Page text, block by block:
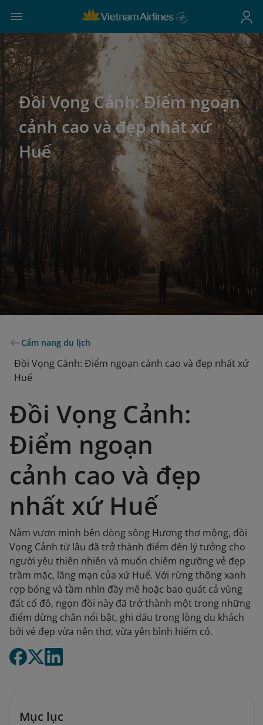
Đồi Vọng Cảnh: Điểm ngoạn
cảnh cao và đẹp nhất xứ
Huế
Cẩm nang du lịch
Đồi Vọng Cảnh: Điểm ngoạn cảnh cao và đẹp nhất xứ
Huế
Đồi Vọng Cảnh:
Điểm ngoạn
cảnh cao và đẹp
nhất xứ Huế
Nằm vươn mình bên dòng sông Hương thơ mộng, đồi
Vọng Cảnh từ lâu đã trở thành điểm đến lý tưởng cho
người yêu thiên nhiên và muốn chiêm ngưỡng vẻ đẹp
trầm mặc, lãng mạn của xứ Huế. Với rừng thông xanh
rợp bóng và tầm nhìn đầy mê hoặc bao quát cả vùng
đất cố đô, ngọn đồi này đã trở thành một trong những
điểm dừng chân nổi bật, ghi dấu trong lòng du khách
bởi vẻ đẹp vừa nên thơ, vừa yên bình hiếm có.
Mục lục